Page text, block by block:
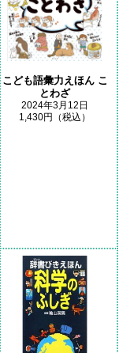
こども語彙力えほん こ
とわざ
2024年3月12日
1,430円（税込）